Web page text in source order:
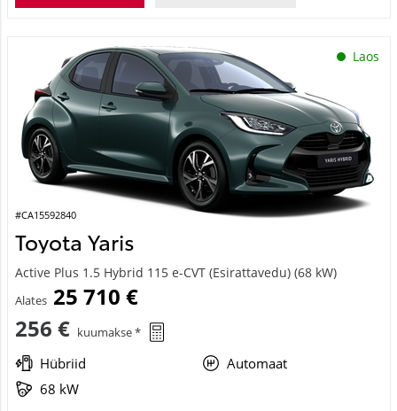
Laos
#CA15592840
Toyota Yaris
Active Plus 1.5 Hybrid 115 e-CVT (Esirattavedu) (68 kW)
Alates 25 710 €
256 € kuumakse *
Hübriid
Automaat
68 kW